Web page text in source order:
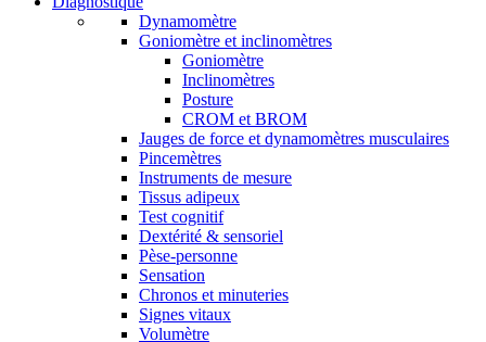
Dynamomètre
Goniomètre et inclinomètres
Goniomètre
Inclinomètres
Posture
CROM et BROM
Jauges de force et dynamomètres musculaires
Pincemètres
Instruments de mesure
Tissus adipeux
Test cognitif
Dextérité & sensoriel
Pèse-personne
Sensation
Chronos et minuteries
Signes vitaux
Volumètre